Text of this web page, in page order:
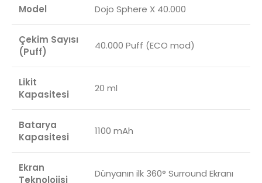
Model Dojo Sphere X 40.000
Çekim Sayısı
(Puff)
40.000 Puff (ECO mod)
Likit
Kapasitesi
20 ml
Batarya
Kapasitesi
1100 mAh
Ekran
Teknolojisi
Dünyanın ilk 360° Surround Ekranı